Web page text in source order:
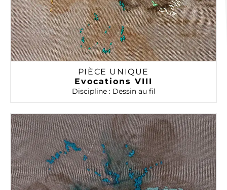
PIÈCE UNIQUE
Evocations VIII
Discipline : Dessin au fil